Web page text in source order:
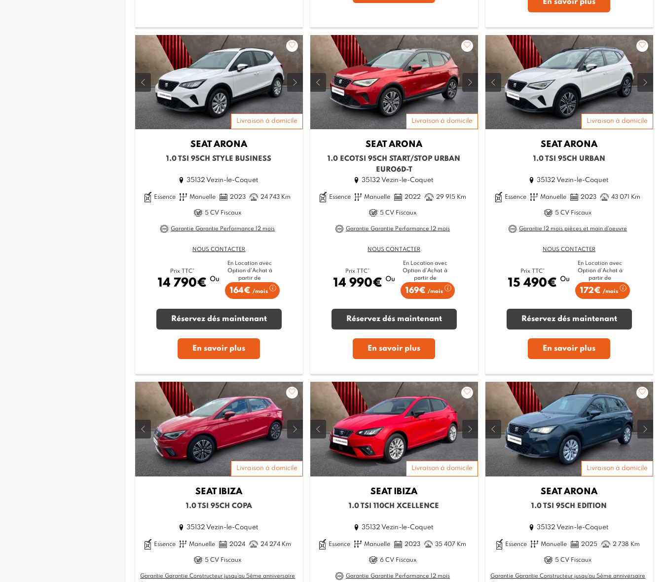
En savoir plus
Livraison à domicile
SEATARONA
1.0 TSI 95CH STYLE BUSINESS
35132 Vezin-le-Coquet
Essence Manuelle 2023 24 743 Km
5 CV Fiscaux
Garantie Garantie Performance 12 mois
NOUS CONTACTER
Prix TTC*
14 790€ Ou
En Location avec
Option d'Achat à
partir de
164€/mois
Réservez dés maintenant
En savoir plus
Livraison à domicile
SEATARONA
1.0 ECOTSI 95CH START/STOP URBAN
EURO6D-T
35132 Vezin-le-Coquet
Essence Manuelle 2022 29 915 Km
5 CV Fiscaux
Garantie Garantie Performance 12 mois
NOUS CONTACTER
Prix TTC*
14 990€ Ou
En Location avec
Option d'Achat à
partir de
169€ /mois
Réservez dés maintenant
En savoir plus
Livraison à domicile
SEATARONA
1.0 TSI 95CH URBAN
35132 Vezin-le-Coquet
Essence Manuelle 2023 43 071 Km
5 CV Fiscaux
Garantie 12 mois pièces et main d'oeuvre
NOUS CONTACTER
Prix TTC*
15 490€ Ou
En Location avec
Option d'Achat à
partir de
172€/mois
Réservez dés maintenant
En savoir plus
Livraison à domicile
SEAT IBIZA
1.0 TSI 95CH COPA
35132 Vezin-le-Coquet
Essence Manuelle 2024 24 274 Km
5 CV Fiscaux
Garantie Garantie Constructeur jusqu'au 5ème anniversaire
Livraison à domicile
SEAT IBIZA
1.0 TSI 110CH XCELLENCE
35132 Vezin-le-Coquet
Essence Manuelle 2023 35 407 Km
6 CV Fiscaux
Garantie Garantie Performance 12 mois
Livraison à domicile
SEATARONA
1.0 TSI 95CH EDITION
35132 Vezin-le-Coquet
Essence Manuelle 2025 2 738 Km
5 CV Fiscaux
Garantie Garantie Constructeur jusqu'au 5ème anniversaire